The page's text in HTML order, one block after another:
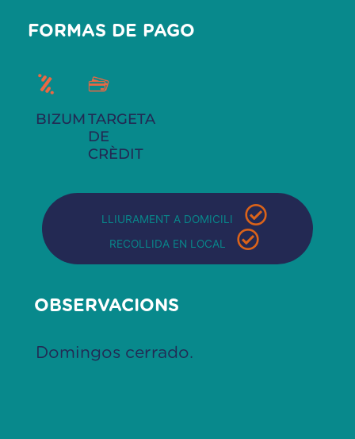
FORMAS DE PAGO
BIZUMTARGETA
DE
CRÈDIT
LLIURAMENT A DOMICILI
RECOLLIDA EN LOCAL
OBSERVACIONS
Domingos cerrado.